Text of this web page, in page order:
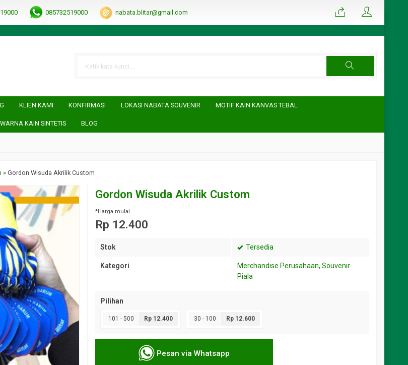
085732519000 nabata.blitar@gmail.com
KLIEN KAMI KONFIRMASI LOKASI NABATA SOUVENIR MOTIF KAIN KANVAS TEBAL
WARNA KAIN SINTETIS BLOG
»Gordon Wisuda Akrilik Custom
Gordon Wisuda Akrilik Custom
*Harga mulai
Rp 12.400
Stok Tersedia
Kategori Merchandise Perusahaan, Souvenir
Piala
Pilihan
101 - 500 Rp 12.400 30 - 100 Rp 12.600
Pesan via Whatsapp